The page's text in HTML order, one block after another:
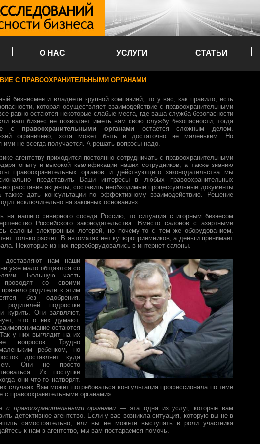
О НАС УСЛУГИ СТАТЬИ
С ПРАВООХРАНИТЕЛЬНЫМИ ОРГАНАМИ
бизнесмен и владеете крупной компанией, то у вас, как правило, есть
которая осуществляет взаимодействие с правоохранительными
равно остаются некоторые слабые места, где ваша служба безопасности
ваш бизнес не позволяет иметь вам свою службу безопасности, тогда
с правоохранительными органами остается сложным делом.
ограничено, хотя может быть и достаточно не маленьким. Но
ими не всегда получается. А решать вопросы надо.
агентству приходится постоянно сотрудничать с правоохранительными
опыту и высокой квалификации наших сотрудников, а также знанию
правоохранительных органов и действующего законодательства мы
представить Ваши интересы в любых правоохранительных
расставив акценты, составить необходимые процессуальные документы
дать консультации по эффективному взаимодействию. Решение
исключительно на законных основаниях.
на нашего северного соседа Россию, то ситуация с игорным бизнесом
Российского законодательства. Вместо салонов с азартными
салоны электронных лотерей, но почему-то с тем же оборудованием.
только расчет. В автоматах нет купюроприемников, а деньги принимает
Некоторые из них переоборудовались в интернет салоны.
доставляют нам наши
уже мало общаются со
Большую часть
со своими
родители к этим
без одобрения.
подростки
курить. Они заявляют,
что о них думают.
остаются
у них выглядит на их
вопросов. Трудно
ребенком, но
доставляет куда
Они не просто
Их поступки
они что-то натворят.
случаях Вам может потребоваться консультация профессионала по теме
с правоохранительными органами».
с правоохранительными органами — эта одна из услуг, которые вам
детективное агентство. Если у вас возникла ситуация, которую вы не в
самостоятельно, или вы не можете выступать в роли участника
к нам в агентство, мы вам постараемся помочь.